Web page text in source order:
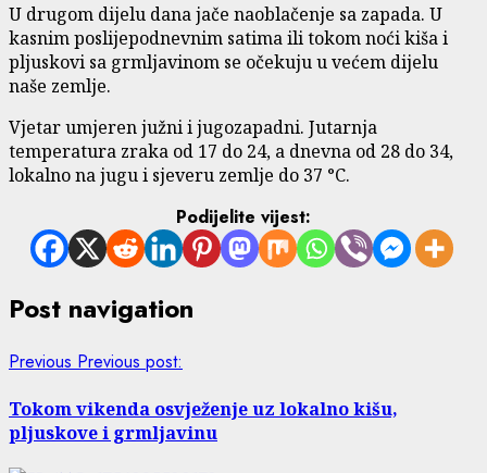
U drugom dijelu dana jače naoblačenje sa zapada. U
kasnim poslijepodnevnim satima ili tokom noći kiša i
pljuskovi sa grmljavinom se očekuju u većem dijelu
naše zemlje.
Vjetar umjeren južni i jugozapadni. Jutarnja
temperatura zraka od 17 do 24, a dnevna od 28 do 34,
lokalno na jugu i sjeveru zemlje do 37 °C.
Podijelite vijest:
Post navigation
Previous Previous post:
Tokom vikenda osvježenje uz lokalno kišu,
pljuskove i grmljavinu